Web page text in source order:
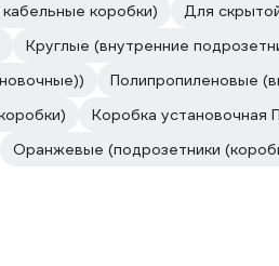
коробки) Для
Круглые (внутренние
Полипропиленовые
Коробка установочная
Оранжевые (подрозетники